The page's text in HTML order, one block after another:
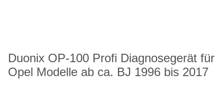
Duonix OP-100 Profi Diagnosegerät für
Opel Modelle ab ca. BJ 1996 bis 2017